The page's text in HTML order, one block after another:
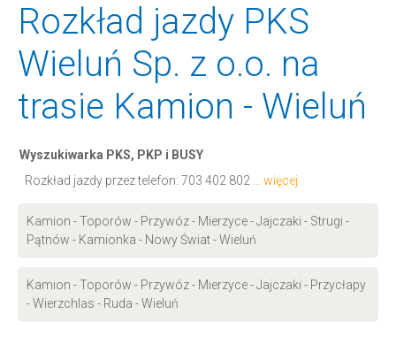
Rozkład jazdy PKS
Wieluń Sp. z o.o. na
trasie Kamion - Wieluń
Wyszukiwarka PKS, PKP i BUSY
Rozkład jazdy przez telefon: 703 402 802 ... więcej
Kamion - Toporów - Przywóz - Mierzyce - Jajczaki - Strugi -
Pątnów - Kamionka - Nowy Świat - Wieluń
Kamion - Toporów - Przywóz - Mierzyce - Jajczaki - Przycłapy
- Wierzchlas - Ruda - Wieluń